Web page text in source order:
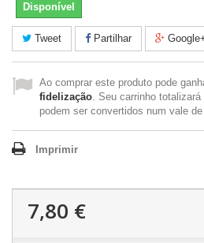
Disponível
Tweet Partilhar
Ao comprar este produto pode
fidelização. Seu carrinho totalizará
podem ser convertidos num vale
Imprimir
7,80 €